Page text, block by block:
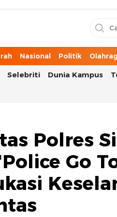
dan Cerita Kota
Nasional Politik
Selebriti Dunia Kampus
Polres
Go